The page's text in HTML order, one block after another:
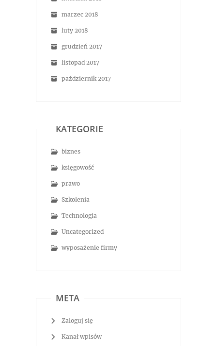
marzec 2018
luty 2018
grudzień 2017
listopad 2017
październik 2017
KATEGORIE
biznes
księgowość
prawo
Szkolenia
Technologia
Uncategorized
wyposażenie firmy
META
Zaloguj się
Kanał wpisów